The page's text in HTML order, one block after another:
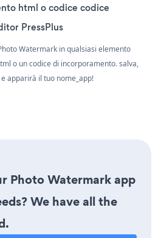
html o codice codice
PressPlus
Watermark in qualsiasi elemento
o un codice di incorporamento. salva,
apparirà il tuo nome_app!
Photo Watermark app
We have all the